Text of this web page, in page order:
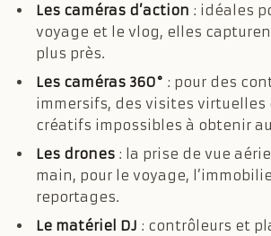
Les caméras d’action : idéales
voyage et le vlog, elles
plus près.
Les caméras 360° : pour des
immersifs, des visites virtuelles
créatifs impossibles à obtenir
Les drones : la prise de vue
main, pour le voyage,
reportages.
Le matériel DJ : contrôleurs et